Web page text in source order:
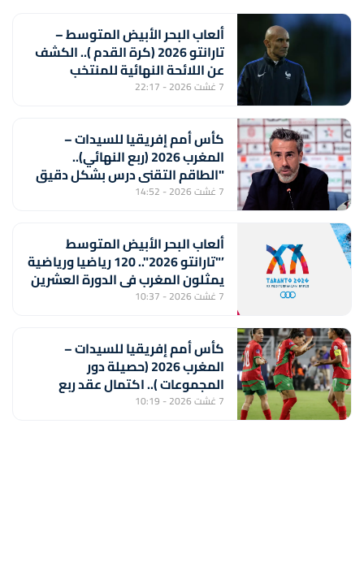
ألعاب البحر الأبيض المتوسط –
تارانتو 2026 (كرة القدم ).. الكشف
عن اللائحة النهائية للمنتخب
المغربي لأقل من 20 سنة
7 غشت 2026 - 22:17
كأس أمم إفريقيا للسيدات –
المغرب 2026 (ربع النهائي)..
"الطاقم التقني درس بشكل دقيق
منتخب جنوب إفريقيا لتحقيق
7 غشت 2026 - 14:52
ألعاب البحر الأبيض المتوسط
’"تارانتو 2026".. 120 رياضيا ورياضية
يمثلون المغرب في الدورة العشرين
7 غشت 2026 - 10:37
كأس أمم إفريقيا للسيدات –
المغرب 2026 (حصيلة دور
المجموعات ).. اكتمال عقد ربع
النهائي ولبؤات الأطلس أمام جنوب
7 غشت 2026 - 10:19